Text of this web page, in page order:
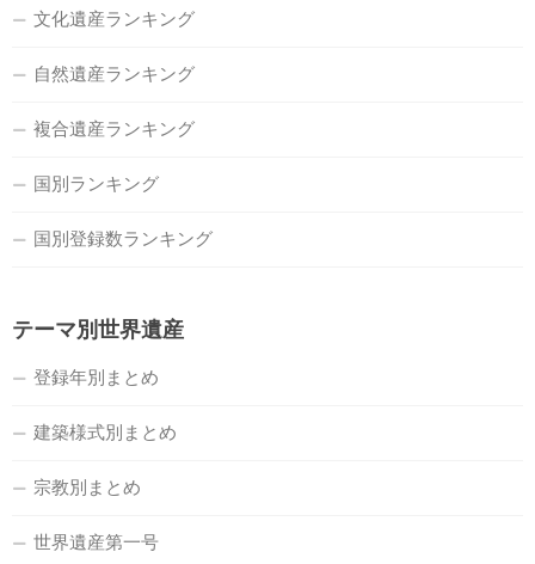
文化遺産ランキング
自然遺産ランキング
複合遺産ランキング
国別ランキング
国別登録数ランキング
テーマ別世界遺産
登録年別まとめ
建築様式別まとめ
宗教別まとめ
世界遺産第一号